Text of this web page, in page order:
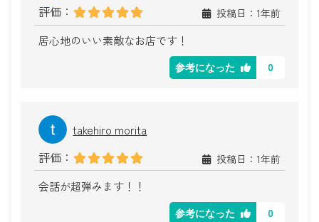
評価：
投稿日：1年前
居心地のいい素敵なお店です！
参考になった 0
takehiro morita
評価：
投稿日：1年前
会話が超弾みます！！
参考になった 0